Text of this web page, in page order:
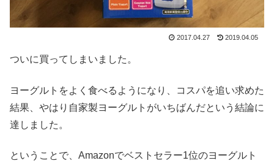
2017.04.27 2019.04.05
ついに買ってしまいました。
ヨーグルトをよく食べるようになり、コスパを追い求めた
結果、やはり自家製ヨーグルトがいちばんだという結論に
達しました。
ということで、Amazonでベストセラー1位のヨーグルト